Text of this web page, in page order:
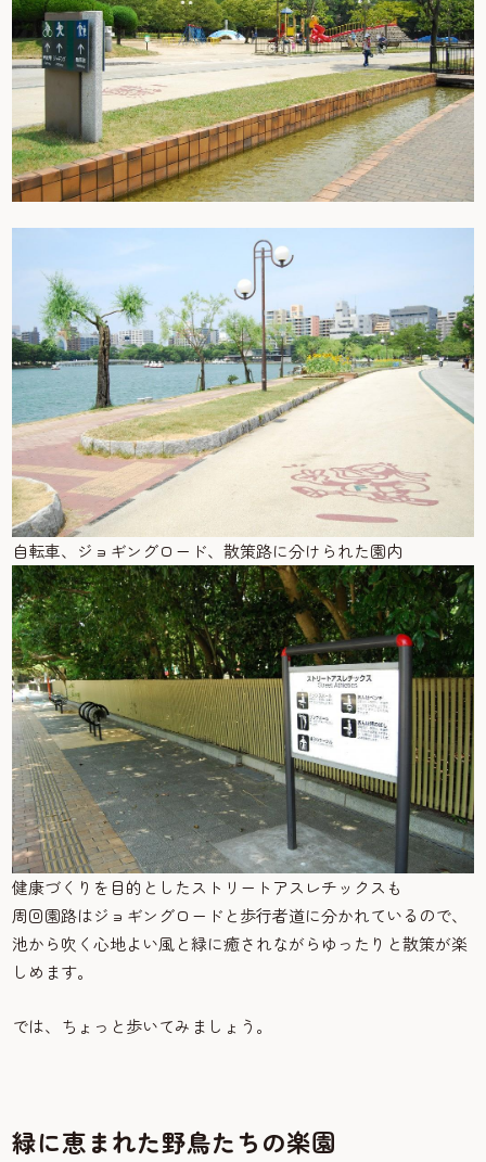
自転車、ジョギングロード、散策路に分けられた園内
健康づくりを目的としたストリートアスレチックスも
周回園路はジョギングロードと歩行者道に分かれているので、
池から吹く心地よい風と緑に癒されながらゆったりと散策が楽
しめます。
では、ちょっと歩いてみましょう。
緑に恵まれた野鳥たちの楽園